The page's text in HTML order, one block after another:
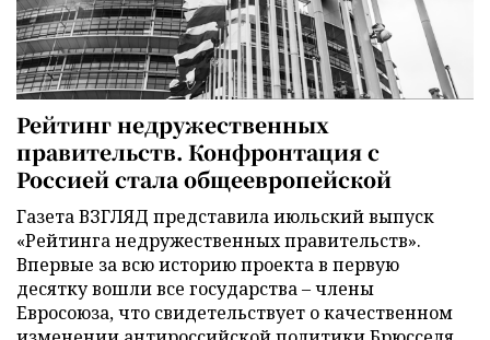
Рейтинг недружественных
правительств. Конфронтация с
Россией стала общеевропейской
Газета ВЗГЛЯД представила июльский выпуск
«Рейтинга недружественных правительств».
Впервые за всю историю проекта в первую
десятку вошли все государства – члены
Евросоюза, что свидетельствует о качественном